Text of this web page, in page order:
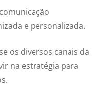
e personalizada.
os diversos canais da
na estratégia para